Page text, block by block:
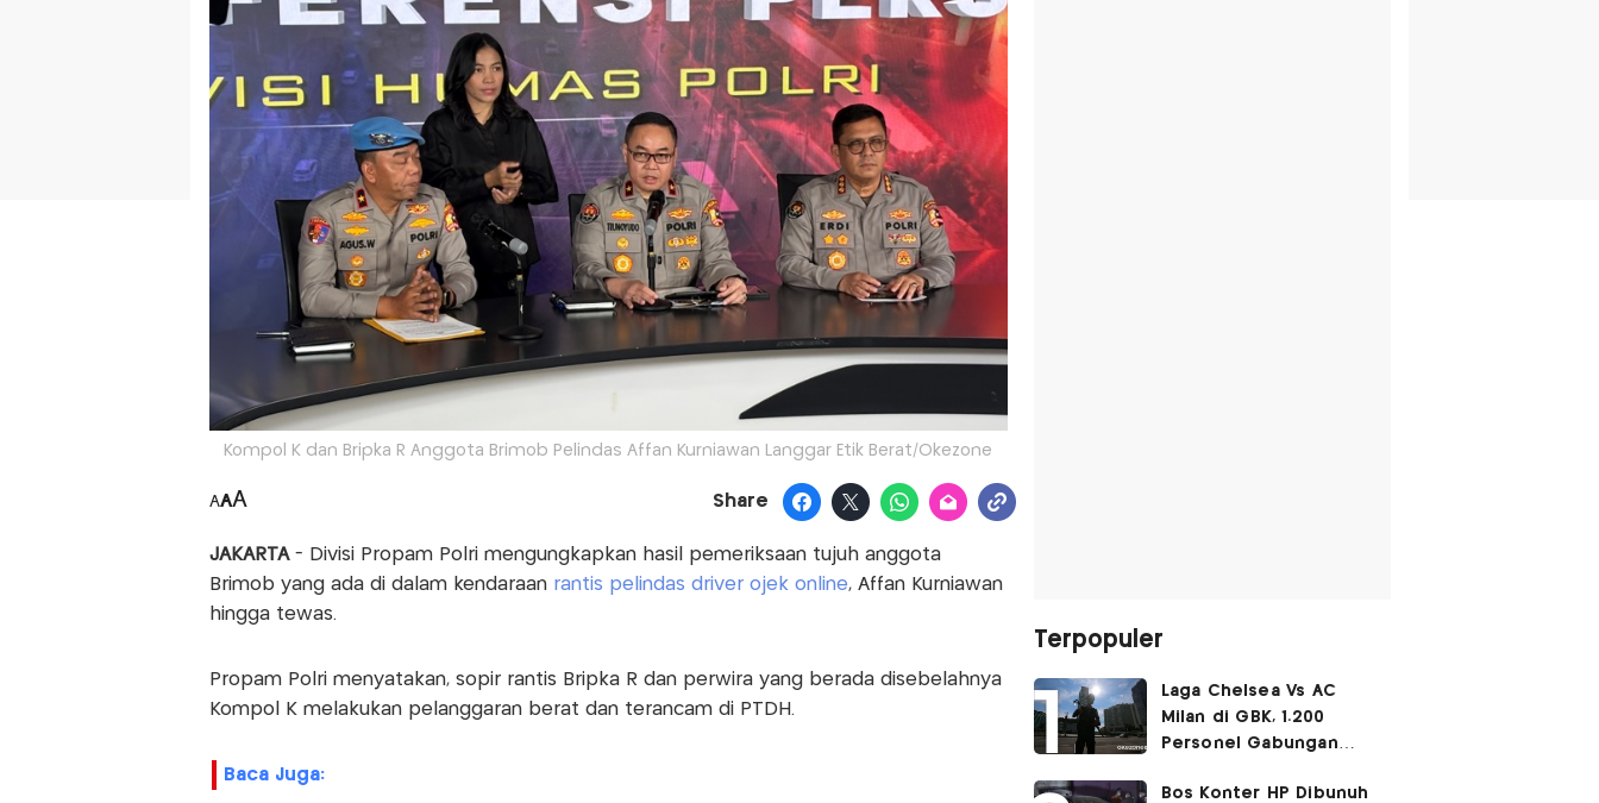
Kompol K dan Bripka R Anggota Brimob Pelindas Affan Kurniawan Langgar Etik Berat/Okezone
AAA Share
JAKARTA - Divisi Propam Polri mengungkapkan hasil pemeriksaan tujuh anggota
Brimob yang ada di dalam kendaraan rantis pelindas driver ojek online, Affan Kurniawan
hingga tewas.
Propam Polri menyatakan, sopir rantis Bripka R dan perwira yang berada disebelahnya
Kompol K melakukan pelanggaran berat dan terancam di PTDH.
Baca Juga:
Terpopuler
Laga Chelsea Vs AC
Milan di GBK, 1.200
Personel Gabungan
Bos Konter HP Dibunuh